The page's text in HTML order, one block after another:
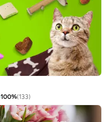
100%(133)